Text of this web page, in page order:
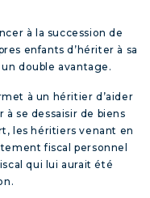
à la succession de
enfants d’hériter à sa
double avantage.
à un héritier d’aider
se dessaisir de biens
les héritiers venant en
fiscal personnel
qui lui aurait été